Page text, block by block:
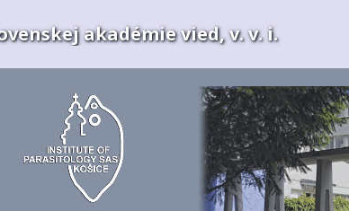
akadémie vied, v. v. i.